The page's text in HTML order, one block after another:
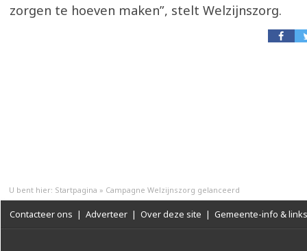
zorgen te hoeven maken”, stelt Welzijnszorg.
U bent hier: Startpagina » Campagne Welzijnszorg gelanceerd
Contacteer ons | Adverteer | Over deze site | Gemeente-info & links